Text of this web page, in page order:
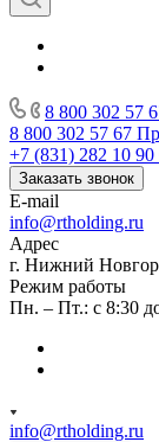
8 800 302 57
8 800 302 57 67
+7 (831) 282 10 90
Заказать звонок
E-mail
info@rtholding.ru
Адрес
г. Нижний
Режим работы
Пн. – Пт.: с 8:30
info@rtholding.ru